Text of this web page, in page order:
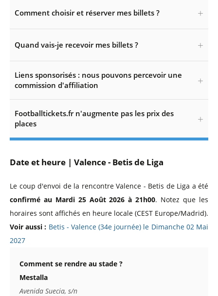
Comment choisir et réserver mes billets ?
Quand vais-je recevoir mes billets ?
Liens sponsorisés : nous pouvons percevoir une
commission d'affiliation
Footballtickets.fr n'augmente pas les prix des
places
Date et heure | Valence - Betis de Liga
Le coup d'envoi de la rencontre Valence - Betis de Liga a été
confirmé au Mardi 25 Août 2026 à 21h00. Notez que les
horaires sont affichés en heure locale (CEST Europe/Madrid).
Voir aussi : Betis - Valence (34e journée) le Dimanche 02 Mai
2027
Comment se rendre au stade ?
Mestalla
Avenida Suecia, s/n